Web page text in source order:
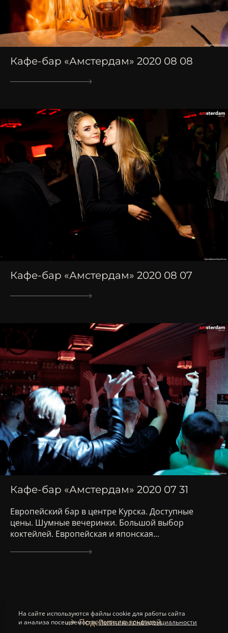
Кафе-бар «Амстердам» 2020 08 08
Кафе-бар «Амстердам» 2020 08 07
Кафе-бар «Амстердам» 2020 07 31
Европейский бар в центре Курска. Доступные
цены. Шумные вечеринки. Большой выбор
коктейлей. Европейская и японская...
Поделиться ссылкой
На сайте используются файлы cookie для работы сайта
и анализа посещаемости.Политика конфиденциальности